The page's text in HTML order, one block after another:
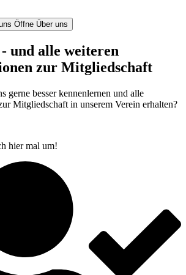
Öffne Über uns
und alle weiteren
zur Mitgliedschaft
gerne besser kennenlernen und alle
Mitgliedschaft in unserem Verein erhalten?
hier mal um!